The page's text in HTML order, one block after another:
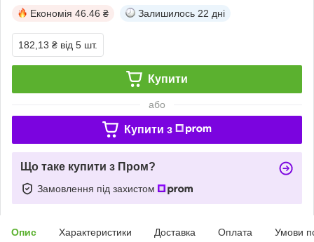
Економія 46.46 ₴ Залишилось 22 дні
182,13 ₴ від 5 шт.
Купити
або
Купити з
Що таке купити з Пром?
Замовлення під захистом
Опис Характеристики Доставка Оплата Умови